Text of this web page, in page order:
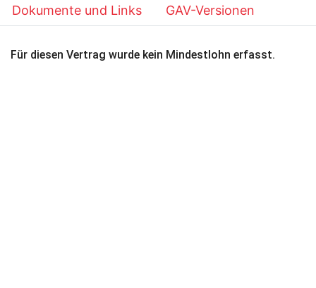
Dokumente und Links GAV-Versionen
Für diesen Vertrag wurde kein Mindestlohn erfasst.